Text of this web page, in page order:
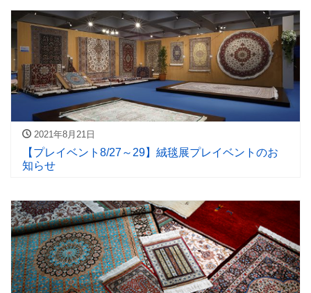
2021年8月21日
【プレイベント8/27～29】絨毯展プレイベントのお
知らせ